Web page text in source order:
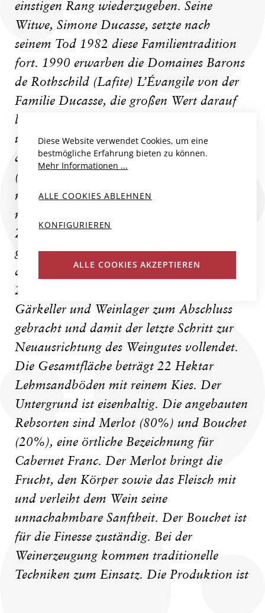
einstigen Rang wiederzugeben. Seine
Witwe, Simone Ducasse, setzte nach
seinem Tod 1982 diese Familientradition
fort. 1990 erwarben die Domaines Barons
de Rothschild (Lafite) L’Évangile von der
Familie Ducasse, die großen Wert darauf
legt, dass der Betrieb mit großer Sorgfalt
und Beständigkeit weitergeführt wird. Seit
dem Erwerb ist der Einfluss der DBR
(Lafite) spürbar: Der Erstwein wurde einer
noch strengeren Selektion unterworfen und
mit dem „Blason de L’Évangile“ ein
Zweitwein geschaffen. Seit 1998 wurde der
gesamte Weinberg wiederhergestellt und
dabei teilweise erneuert. Schließlich wurde
2004 die vollständige Renovierung der
Gärkeller und Weinlager zum Abschluss
gebracht und damit der letzte Schritt zur
Neuausrichtung des Weingutes vollendet.
Die Gesamtfläche beträgt 22 Hektar
Lehmsandböden mit reinem Kies. Der
Untergrund ist eisenhaltig. Die angebauten
Rebsorten sind Merlot (80%) und Bouchet
(20%), eine örtliche Bezeichnung für
Cabernet Franc. Der Merlot bringt die
Frucht, den Körper sowie das Fleisch mit
und verleiht dem Wein seine
unnachahmbare Sanftheit. Der Bouchet ist
für die Finesse zuständig. Bei der
Weinerzeugung kommen traditionelle
Techniken zum Einsatz. Die Produktion ist
Diese Website verwendet Cookies, um eine
bestmögliche Erfahrung bieten zu können.
Mehr Informationen ...
ALLE COOKIES ABLEHNEN
KONFIGURIEREN
ALLE COOKIES AKZEPTIEREN